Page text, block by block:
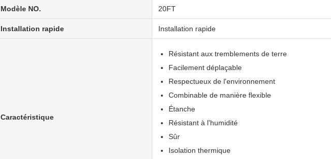
Modèle NO. 20FT
Installation rapide Installation rapide
Caractéristique
Résistant aux tremblements de terre
Facilement déplaçable
Respectueux de l'environnement
Combinable de manière flexible
Étanche
Résistant à l'humidité
Sûr
Isolation thermique